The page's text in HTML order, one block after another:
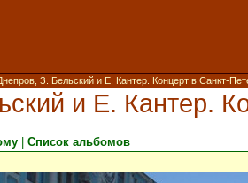
З. Бельский и Е. Кантер. Концерт в Санкт-
и Е. Кантер.
Список альбомов